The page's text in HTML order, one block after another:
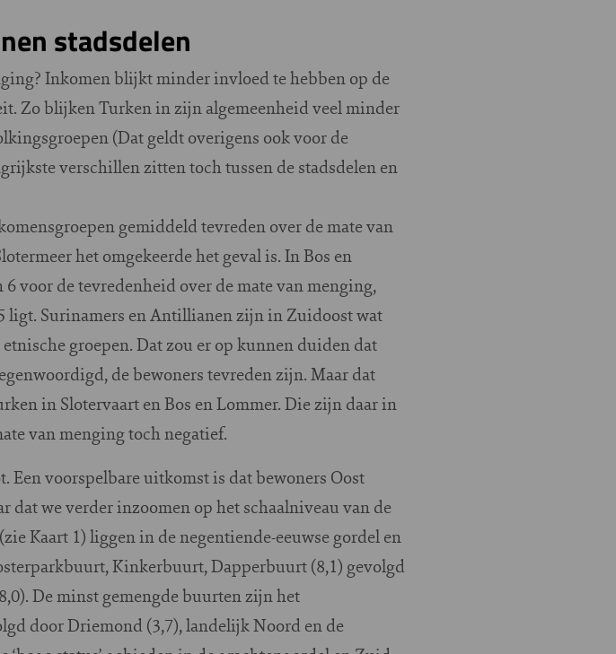
stadsdelen
Inkomen blijkt minder invloed te hebben op de
Zo blijken Turken in zijn algemeenheid veel minder
(Dat geldt overigens ook voor de
verschillen zitten toch tussen de stadsdelen en
gemiddeld tevreden over de mate van
het omgekeerde het geval is. In Bos en
voor de tevredenheid over de mate van menging,
ligt. Surinamers en Antillianen zijn in Zuidoost wat
groepen. Dat zou er op kunnen duiden dat
de bewoners tevreden zijn. Maar dat
in Slotervaart en Bos en Lommer. Die zijn daar in
van menging toch negatief.
voorspelbare uitkomst is dat bewoners Oost
dat we verder inzoomen op het schaalniveau van de
Kaart 1) liggen in de negentiende-eeuwse gordel en
Kinkerbuurt, Dapperbuurt (8,1) gevolgd
De minst gemengde buurten zijn het
door Driemond (3,7), landelijk Noord en de